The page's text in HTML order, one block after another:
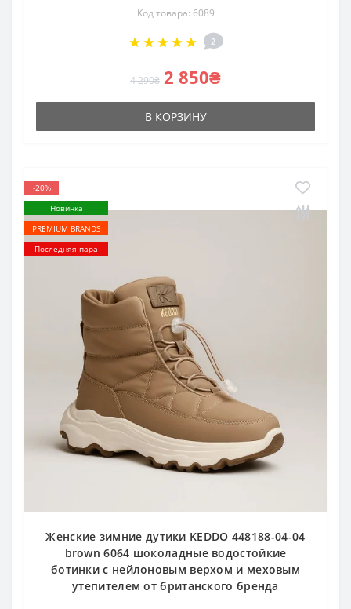
Код товара: 6089
2
4 290₴ 2 850₴
В КОРЗИНУ
-20%
Новинка
PREMIUM BRANDS
Последняя пара
Женские зимние дутики KEDDO 448188-04-04
brown 6064 шоколадные водостойкие
ботинки с нейлоновым верхом и меховым
утепителем от британского бренда